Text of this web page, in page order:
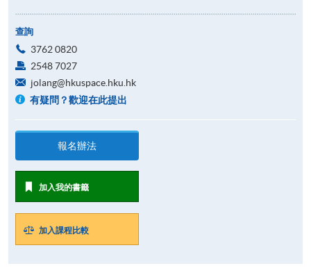
查詢
3762 0820
2548 7027
jolang@hkuspace.hku.hk
有疑問？歡迎在此提出
報名辦法
加入我的書籤
加入課程比較